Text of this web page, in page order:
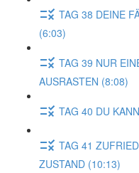
TAG 38 DEINE
(6:03)
TAG 39 NUR
AUSRASTEN (8:08)
TAG 40 DU
TAG 41
ZUSTAND (10:13)